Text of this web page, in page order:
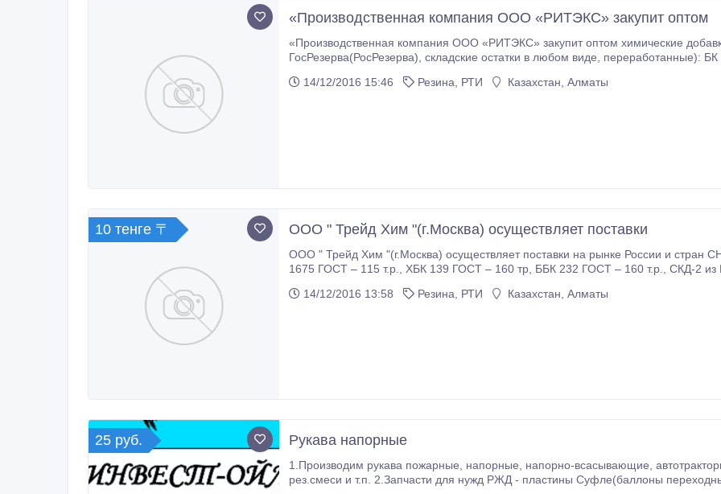
«Производственная компания ООО «РИТЭКС» закупит оптом
«Производственная компания ООО «РИТЭКС» закупит оптом химические добавки и каучуки ГОСТ и лежалые(с
ГосРезерва(РосРезерва), складские остатки в любом виде, переработанные): БК 1675(бутил каучук), ХБК 139, ББК 232, СКД-2,
RSS(натуральный каучук), Сулфенамид, Альтакс, белила и др.
14/12/2016 15:46 Резина, РТИ Казахстан, Алматы
10 тенге 〒 ООО " Трейд Хим "(г.Москва) осуществляет поставки
ООО " Трейд Хим "(г.Москва) осуществляет поставки на рынке России и стран
1675 ГОСТ – 115 т.р., ХБК 139 ГОСТ – 160 тр, ББК 232 ГОСТ – 160 т.р., СКД-2 из РосРезерва – 65 т.р., БНКС из РосРезерва – 80
14/12/2016 13:58
Резина, РТИ Казахстан, Алматы
25 руб. Рукава напорные
1.Производим рукава пожарные, напорные, напорно-всасывающие, автотракторные, дюрит, шланги, тех.пластины, дешёвые
рез.смеси и т.п. 2.Запчасти для нужд РЖД - пластины Суфле(баллоны переходных площадок) 6500 р. с НДС за комплект 6